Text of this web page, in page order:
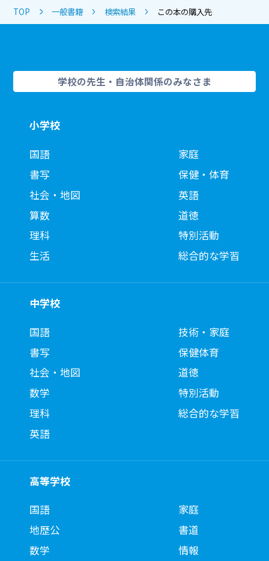
TOP 一般書籍 検索結果 この本の購入先
学校の先生・自治体関係のみなさま
小学校
国語
書写
社会・地図
算数
理科
生活
家庭
保健・体育
英語
道徳
特別活動
総合的な学習
中学校
国語
書写
社会・地図
数学
理科
英語
技術・家庭
保健体育
道徳
特別活動
総合的な学習
高等学校
国語
地歴公
数学
家庭
書道
情報